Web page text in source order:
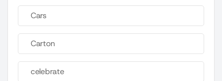
Cars
Carton
celebrate